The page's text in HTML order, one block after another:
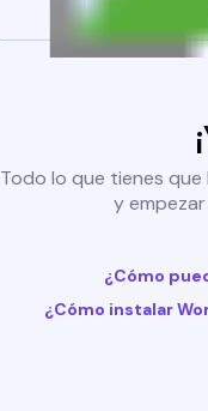
Todo lo que tienes
y
¿Cómo
¿Cómo instalar